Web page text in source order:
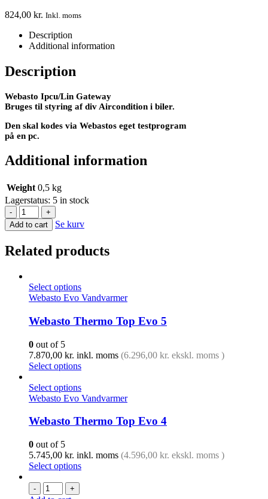
824,00 kr. Inkl. moms
Description
Additional information
Description
Webasto Ipcu/Lin Gateway
Bruges til styring af div Aircondition i biler.
Den skal kodes via Webastos eget testprogram
på en pc.
Additional information
Weight 0,5 kg
Lagerstatus: 5 in stock
-
+
Add to cart
Se kurv
Related products
Select options
Webasto Evo Vandvarmer
Webasto Thermo Top Evo 5
0 out of 5
7.870,00 kr. inkl. moms (6.296,00 kr. ekskl. moms )
Select options
Select options
Webasto Evo Vandvarmer
Webasto Thermo Top Evo 4
0 out of 5
5.745,00 kr. inkl. moms (4.596,00 kr. ekskl. moms )
Select options
- +